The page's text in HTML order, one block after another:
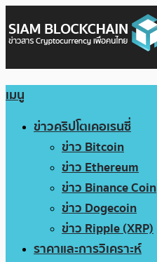
เมนู
ข่าวคริปโตเคอเรนซี่
ข่าว Bitcoin
ข่าว Ethereum
ข่าว Binance Coin
ข่าว Dogecoin
ข่าว Ripple (XRP)
ราคาและการวิเคราะห์